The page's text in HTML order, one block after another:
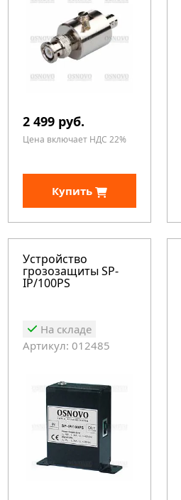
2 499 руб.
Цена включает НДС 22%
Купить
Устройство
грозозащиты SP-
IP/100PS
На складе
Артикул: 012485